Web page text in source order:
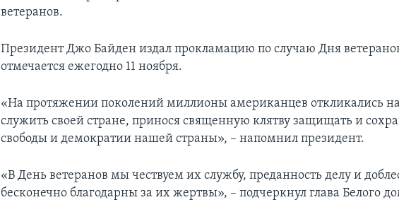
ветеранов.
Президент Джо Байден издал прокламацию по случаю Дня
отмечается ежегодно 11 ноября.
«На протяжении поколений миллионы американцев откликались
служить своей стране, принося священную клятву защищать и
свободы и демократии нашей страны», – напомнил президент.
«В День ветеранов мы чествуем их службу, преданность делу и
бесконечно благодарны за их жертвы», – подчеркнул глава Белого